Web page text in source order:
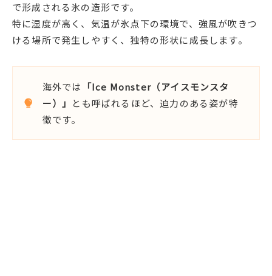
で形成される氷の造形です。
特に湿度が高く、気温が氷点下の環境で、強風が吹きつ
ける場所で発生しやすく、独特の形状に成長します。
海外では
「Ice Monster（アイスモンスタ
ー）」
とも呼ばれるほど、迫力のある姿が特
徴です。